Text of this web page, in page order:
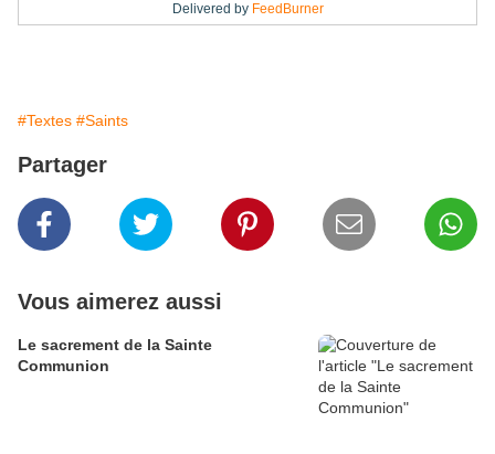
Delivered by FeedBurner
#Textes #Saints
Partager
Vous aimerez aussi
Le sacrement de la Sainte
Communion